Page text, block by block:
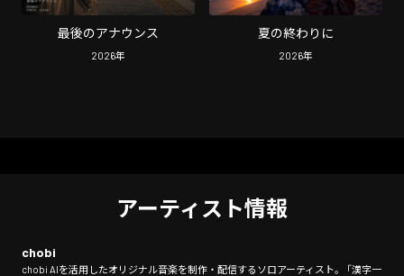
最後のアナウンス
2026年
夏の終わりに
2026年
アーティスト情報
chobi
chobi AIを活用したオリジナル音楽を制作・配信するソロアーティスト。 「漢字一